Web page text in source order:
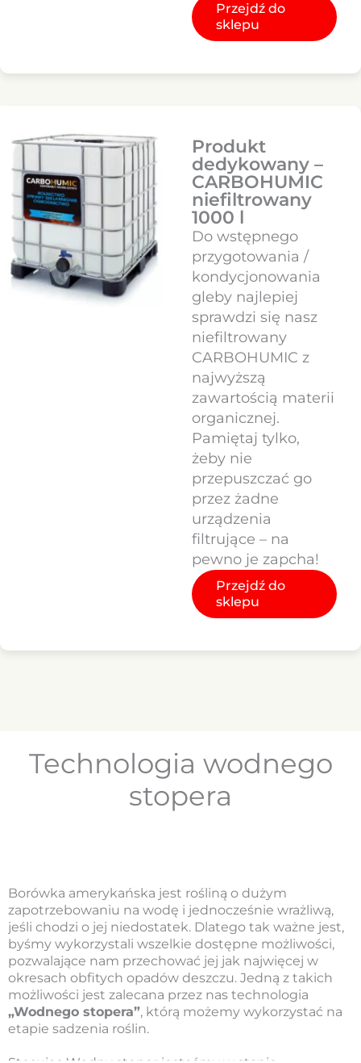
Przejdź do
sklepu
Produkt
dedykowany –
CARBOHUMIC
niefiltrowany
1000 l
Do wstępnego
przygotowania /
kondycjonowania
gleby najlepiej
sprawdzi się nasz
niefiltrowany
CARBOHUMIC z
najwyższą
zawartością materii
organicznej.
Pamiętaj tylko,
żeby nie
przepuszczać go
przez żadne
urządzenia
filtrujące – na
pewno je zapcha!
Przejdź do
sklepu
Technologia wodnego
stopera
Borówka amerykańska jest rośliną o dużym
zapotrzebowaniu na wodę i jednocześnie wrażliwą,
jeśli chodzi o jej niedostatek. Dlatego tak ważne jest,
byśmy wykorzystali wszelkie dostępne możliwości,
pozwalające nam przechować jej jak najwięcej w
okresach obfitych opadów deszczu. Jedną z takich
możliwości jest zalecana przez nas technologia
„Wodnego stopera”, którą możemy wykorzystać na
etapie sadzenia roślin.